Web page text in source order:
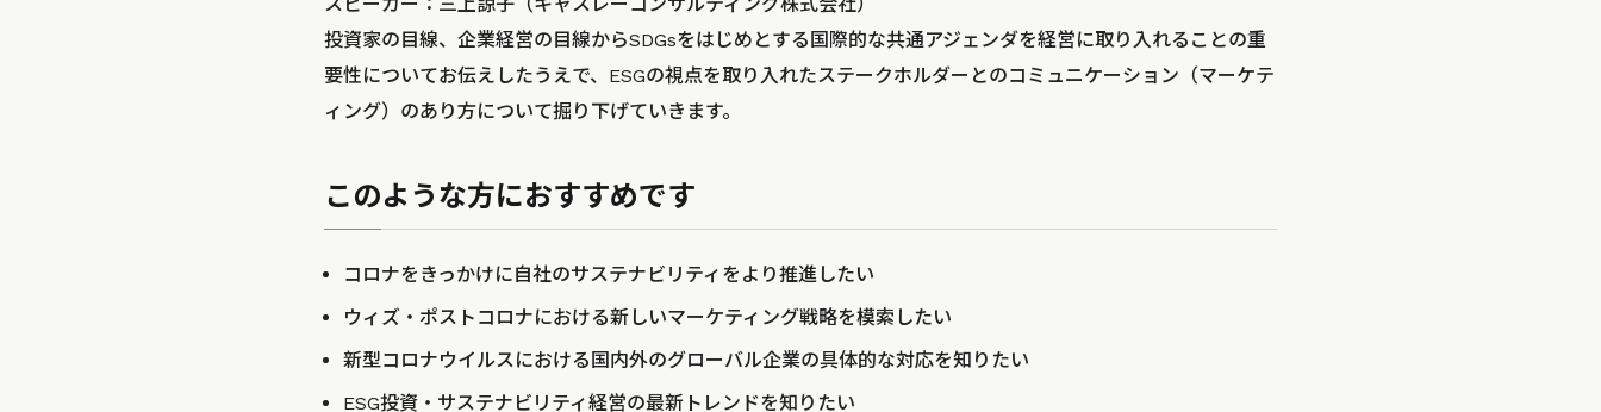
投資家の目線、企業経営の目線からSDGsをはじめとする国際的な共通アジェンダを経営に取り入れることの重
要性についてお伝えしたうえで、ESGの視点を取り入れたステークホルダーとのコミュニケーション（マーケテ
ィング）のあり方について掘り下げていきます。
このような方におすすめです
コロナをきっかけに自社のサステナビリティをより推進したい
ウィズ・ポストコロナにおける新しいマーケティング戦略を模索したい
新型コロナウイルスにおける国内外のグローバル企業の具体的な対応を知りたい
ESG投資・サステナビリティ経営の最新トレンドを知りたい